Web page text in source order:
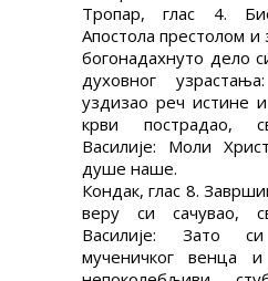
Тропар, глас 4.
Апостола престолом и
богонадахнуто дело
духовног
уздизао реч истине
крви пострадао,
Василије: Моли
душе наше.
Кондак, глас 8.
веру си сачувао,
Василије: Зато
мученичког венца